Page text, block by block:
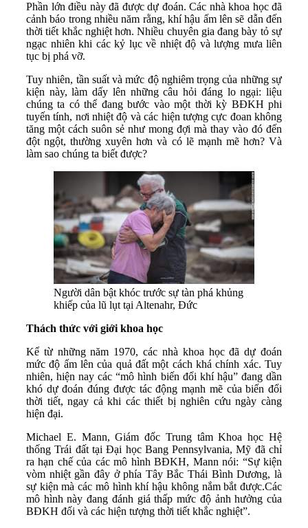
Phần lớn điều này đã được dự đoán. Các nhà khoa học đã
cảnh báo trong nhiều năm rằng, khí hậu ấm lên sẽ dẫn đến
thời tiết khắc nghiệt hơn. Nhiều chuyên gia đang bày tỏ sự
ngạc nhiên khi các kỷ lục về nhiệt độ và lượng mưa liên
tục bị phá vỡ.
Tuy nhiên, tần suất và mức độ nghiêm trọng của những sự
kiện này, làm dấy lên những câu hỏi đáng lo ngại: liệu
chúng ta có thể đang bước vào một thời kỳ BĐKH phi
tuyến tính, nơi nhiệt độ và các hiện tượng cực đoan không
tăng một cách suôn sẻ như mong đợi mà thay vào đó đến
đột ngột, thường xuyên hơn và có lẽ mạnh mẽ hơn? Và
làm sao chúng ta biết được?
Người dân bật khóc trước sự tàn phá khủng
khiếp của lũ lụt tại Altenahr, Đức
Thách thức với giới khoa học
Kể từ những năm 1970, các nhà khoa học đã dự đoán
mức độ ấm lên của quả đất một cách khá chính xác. Tuy
nhiên, hiện nay các “mô hình biến đổi khí hậu” đang dần
khó dự đoán đúng được tác động mạnh mẽ của biến đổi
thời tiết, ngay cả khi các thiết bị nghiên cứu ngày càng
hiện đại.
Michael E. Mann, Giám đốc Trung tâm Khoa học Hệ
thống Trái đất tại Đại học Bang Pennsylvania, Mỹ đã chỉ
ra hạn chế của các mô hình BĐKH, Mann nói: “Sự kiện
vòm nhiệt gần đây ở phía Tây Bắc Thái Bình Dương, là
sự kiện mà các mô hình khí hậu không nắm bắt được.Các
mô hình này đang đánh giá thấp mức độ ảnh hưởng của
BĐKH đối và các hiện tượng thời tiết khắc nghiệt”.